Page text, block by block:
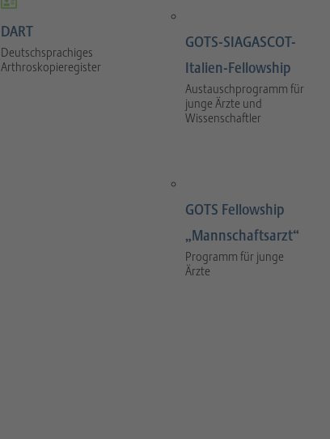
DART
Deutschsprachiges
Arthroskopieregister
GOTS-SIAGASCOT-
Italien-Fellowship
Austauschprogramm für
junge Ärzte und
Wissenschaftler
GOTS Fellowship
„Mannschaftsarzt“
Programm für junge
Ärzte